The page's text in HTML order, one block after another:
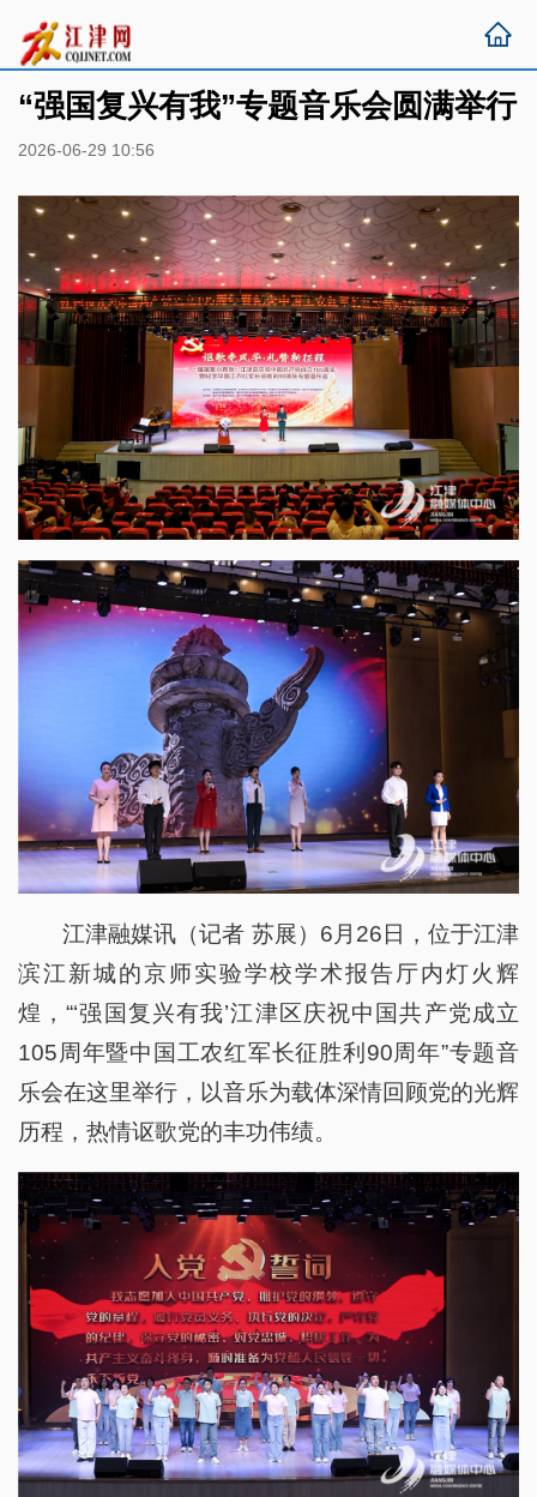
“强国复兴有我”专题音乐会圆满举行
2026-06-29 10:56
江津融媒讯（记者 苏展）6月26日，位于江津
滨江新城的京师实验学校学术报告厅内灯火辉
煌，“‘强国复兴有我’江津区庆祝中国共产党成立
105周年暨中国工农红军长征胜利90周年”专题音
乐会在这里举行，以音乐为载体深情回顾党的光辉
历程，热情讴歌党的丰功伟绩。